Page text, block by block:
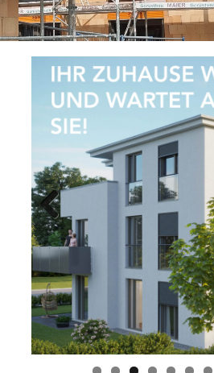
Previ
ous